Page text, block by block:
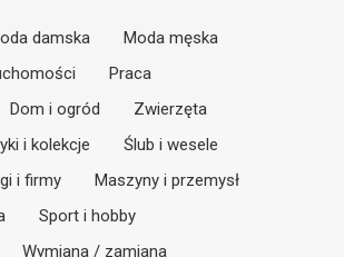
damska
Moda męska
Praca
Dom i ogród
Zwierzęta
i kolekcje
Ślub i wesele
i firmy
Maszyny i przemysł
Sport i hobby
Wymiana / zamiana